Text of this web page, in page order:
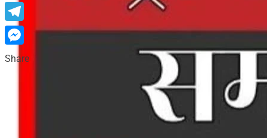
WhatsApp
Telegram
Messenger
Share